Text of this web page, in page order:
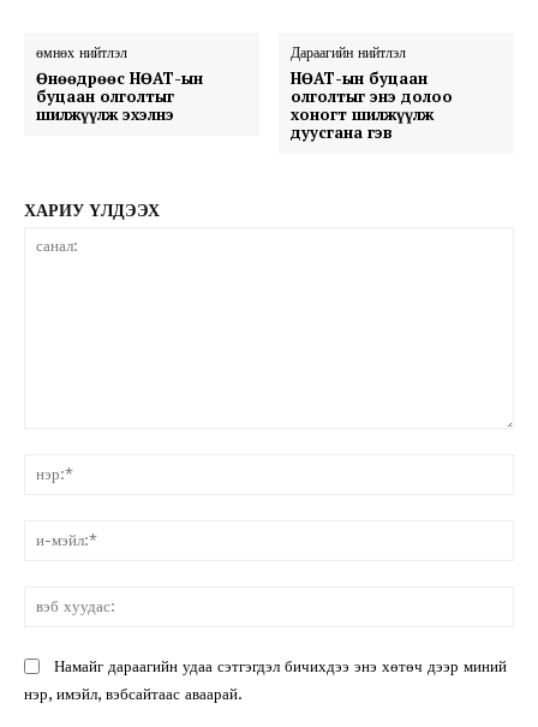
өмнөх нийтлэл
Өнөөдрөөс НӨАТ-ын
буцаан олголтыг
шилжүүлж эхэлнэ
Дараагийн нийтлэл
НӨАТ-ын буцаан
олголтыг энэ долоо
хоногт шилжүүлж
дуусгана гэв
ХАРИУ ҮЛДЭЭХ
Намайг дараагийн удаа сэтгэгдэл бичихдээ энэ хөтөч дээр миний
нэр, имэйл, вэбсайтаас аваарай.